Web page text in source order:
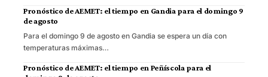
Pronóstico de AEMET: el tiempo en Gandia para el domingo 9
de agosto
Para el domingo 9 de agosto en Gandia se espera un día con
temperaturas máximas…
Pronóstico de AEMET: el tiempo en Peñíscola para el